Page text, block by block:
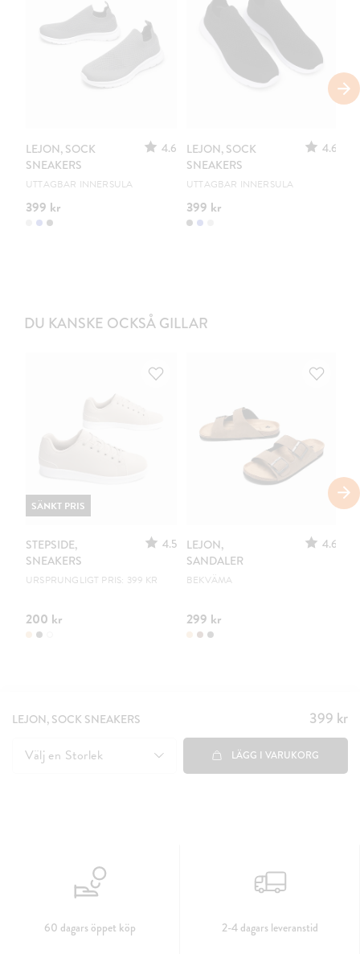
LEJON, SOCK
SNEAKERS
4.6
UTTAGBAR INNERSULA
399 kr
LEJON, SOCK
SNEAKERS
4.6
UTTAGBAR INNERSULA
399 kr
DU KANSKE OCKSÅ GILLAR
STEPSIDE,
SNEAKERS
4.5
URSPRUNGLIGT PRIS: 399 KR
200 kr
SÄNKT PRIS
LEJON,
SANDALER
4.6
BEKVÄMA
299 kr
LEJON, SOCK SNEAKERS Pris:
399 kr
399 kr
Välj en Storlek LÄGG I VARUKORG
60 dagars öppet köp 2-4 dagars leveranstid